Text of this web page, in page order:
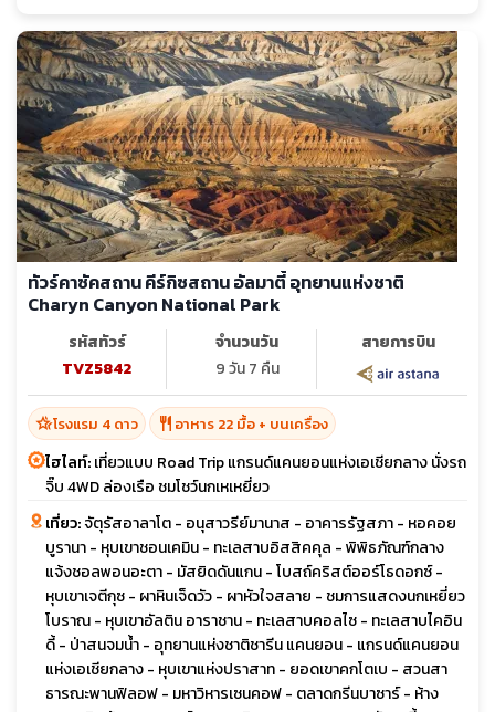
ทัวร์คาซัคสถาน คีร์กิซสถาน อัลมาตี้ อุทยานแห่งชาติ
Charyn Canyon National Park
รหัสทัวร์
TVZ5842
จำนวนวัน
9 วัน 7 คืน
สายการบิน
hotel_classโรงแรม 4 ดาว restaurant อาหาร 22 มื้อ + บนเครื่อง
ไฮไลท์:เที่ยวแบบ Road Trip แกรนด์แคนยอนแห่งเอเชียกลาง นั่งรถ
จิ๊บ 4WD ล่องเรือ ชมโชว์นกเหเหยี่ยว
เที่ยว:จัตุรัสอาลาโต - อนุสาวรีย์มานาส - อาคารรัฐสภา - หอคอย
บูรานา - หุบเขาชอนเคมิน - ทะเลสาบอิสสิคคุล - พิพิธภัณฑ์กลาง
แจ้งชอลพอนอะตา - มัสยิดดันแกน - โบสถ์คริสต์ออร์โธดอกซ์ -
หุบเขาเจตีกุซ - ผาหินเจ็ดวัว - ผาหัวใจสลาย - ชมการแสดงนกเหยี่ยว
โบราณ - หุบเขาอัลติน อาราชาน - ทะเลสาบคอลไซ - ทะเลสาบไคอิน
ดี้ - ป่าสนจมน้ำ - อุทยานแห่งชาติชารีน แคนยอน - แกรนด์แคนยอน
แห่งเอเชียกลาง - หุบเขาแห่งปราสาท - ยอดเขาคกโตเบ - สวนสา
ธารณะพานฟิลอฟ - มหาวิหารเซนคอฟ - ตลาดกรีนบาซาร์ - ห้าง